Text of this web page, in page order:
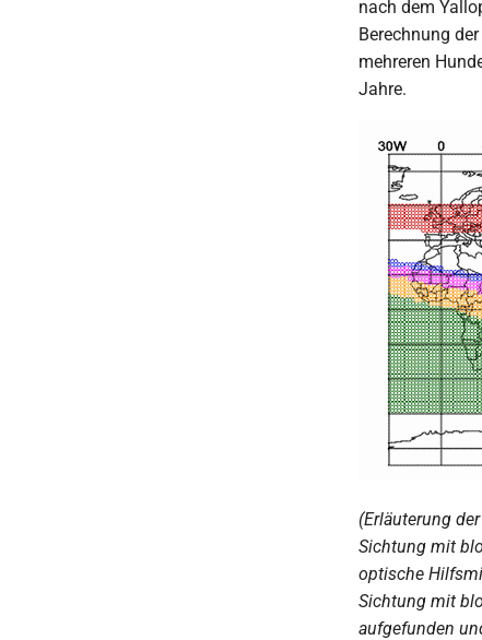
nach dem
Berechnung
mehreren
Jahre.
(Erläuterung
Sichtung mit
optische
Sichtung mit
aufgefunden